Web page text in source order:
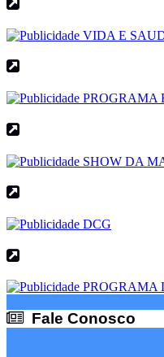
Fale Conosco